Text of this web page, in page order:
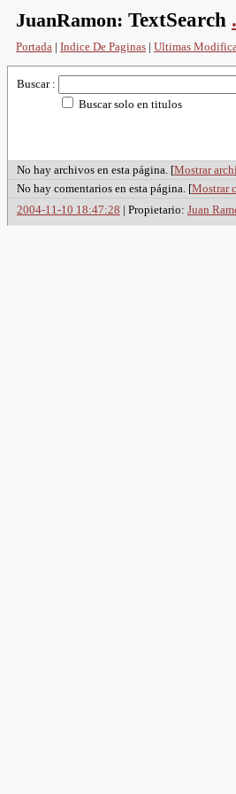
JuanRamon: TextSearch
Portada | Indice De Paginas | Ultimas
Buscar :
Buscar solo en titulos
No hay archivos en esta página. [Mostrar
No hay comentarios en esta página. [Mostrar
2004-11-10 18:47:28 | Propietario: Juan